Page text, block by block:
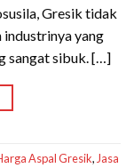
Gresik tidak
industrinya yang
sangat sibuk. […]
Aspal Gresik,Jasa